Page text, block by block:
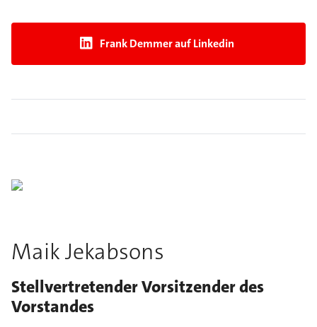
Frank Demmer auf Linkedin
Maik Jekabsons
Stellvertretender Vorsitzender des
Vorstandes